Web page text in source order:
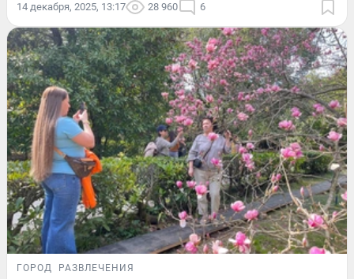
14 декабря, 2025, 13:17 28 960 6
ГОРОД РАЗВЛЕЧЕНИЯ